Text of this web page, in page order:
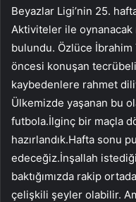
Beyazlar Ligi’nin 25.
Aktiviteler ile oynanacak
bulundu. Özlüce İbrahim
öncesi konuşan tecrübeli
kaybedenlere rahmet
Ülkemizde yaşanan bu
futbola.İlginç bir maçla
hazırlandık.Hafta sonu
edeceğiz.İnşallah
baktığımızda rakip
çelişkili şeyler olabilir.